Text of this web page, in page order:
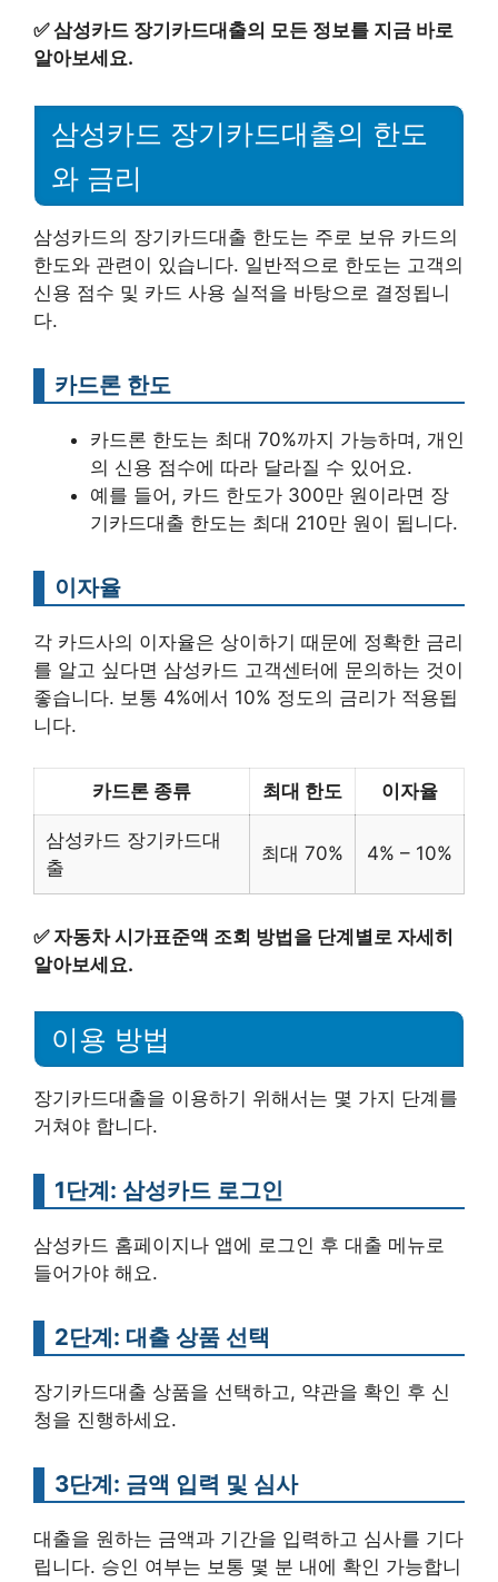
✅삼성카드 장기카드대출의 모든 정보를 지금 바로
알아보세요.
삼성카드 장기카드대출의 한도
와 금리
삼성카드의 장기카드대출 한도는 주로 보유 카드의
한도와 관련이 있습니다. 일반적으로 한도는 고객의
신용 점수 및 카드 사용 실적을 바탕으로 결정됩니
다.
카드론 한도
카드론 한도는 최대 70%까지 가능하며, 개인
의 신용 점수에 따라 달라질 수 있어요.
예를 들어, 카드 한도가 300만 원이라면 장
기카드대출 한도는 최대 210만 원이 됩니다.
이자율
각 카드사의 이자율은 상이하기 때문에 정확한 금리
를 알고 싶다면 삼성카드 고객센터에 문의하는 것이
좋습니다. 보통 4%에서 10% 정도의 금리가 적용됩
니다.
카드론 종류 최대 한도 이자율
삼성카드 장기카드대
출
최대 70% 4% – 10%
✅ 자동차 시가표준액 조회 방법을 단계별로 자세히
알아보세요.
이용 방법
장기카드대출을 이용하기 위해서는 몇 가지 단계를
거쳐야 합니다.
1단계: 삼성카드 로그인
삼성카드 홈페이지나 앱에 로그인 후 대출 메뉴로
들어가야 해요.
2단계: 대출 상품 선택
장기카드대출 상품을 선택하고, 약관을 확인 후 신
청을 진행하세요.
3단계: 금액 입력 및 심사
대출을 원하는 금액과 기간을 입력하고 심사를 기다
립니다. 승인 여부는 보통 몇 분 내에 확인 가능합니